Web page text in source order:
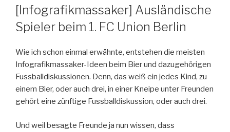
AM
[Infografikmassaker] Ausländische
Spieler beim 1. FC Union Berlin
Wie ich schon einmal erwähnte, entstehen die meisten
Infografikmassaker-Ideen beim Bier und dazugehörigen
Fussballdiskussionen. Denn, das weiß ein jedes Kind, zu
einem Bier, oder auch drei, in einer Kneipe unter Freunden
gehört eine zünftige Fussballdiskussion, oder auch drei.
Und weil besagte Freunde ja nun wissen, dass